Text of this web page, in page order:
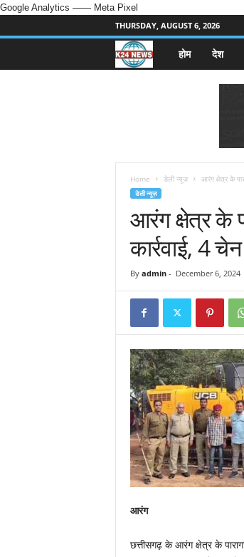
Google Analytics —— Meta Pixel
THURSDAY, AUGUST 6, 2026
e
s
.
n
होम देश
Home डेली न्यूज़ आरंग क्षेत्र के
डेली न्यूज़
आरंग क्षेत्र के
कार्रवाई, 4
By admin- December 6, 2024
आरंग
छत्तीसगढ़ के आरंग क्षेत्र के